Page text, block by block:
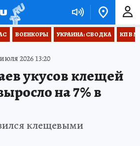
ВОЕНКОРЫ УКРАИНА: СВОДКА КП В
2026 13:20
укусов клещей
на 7% в
клещевыми